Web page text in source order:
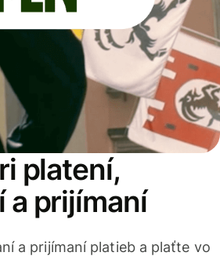
platení,
a prijímaní
a prijímaní platieb a plaťte vo